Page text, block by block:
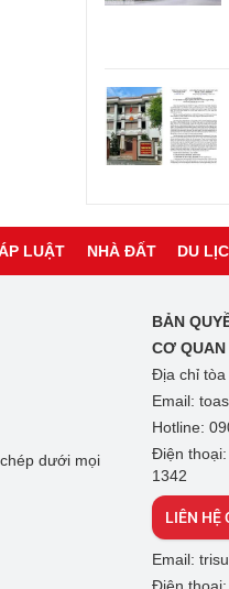
LUẬT NHÀ ĐẤT DU
dưới mọi
BẢN
CƠ
Địa chỉ tòa
Email:
Hotline:
Điện
1342
LIÊN HỆ
Email: